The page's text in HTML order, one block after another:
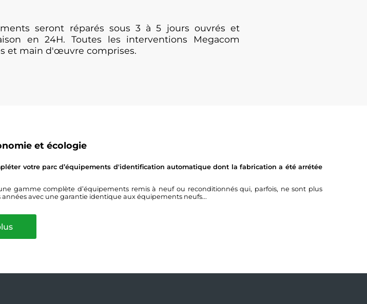
seront réparés sous 3 à 5 jours ouvrés et
en 24H. Toutes les interventions Megacom
et main d'œuvre comprises.
et écologie
votre parc d’équipements d'identification automatique dont la fabrication a été arrétée
gamme complète d’équipements remis à neuf ou reconditionnés qui, parfois, ne sont plus
années avec une garantie identique aux équipements neufs...